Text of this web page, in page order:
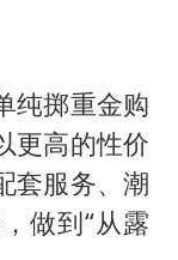
纯掷重金购
更高的性价
套服务、潮
做到“从露